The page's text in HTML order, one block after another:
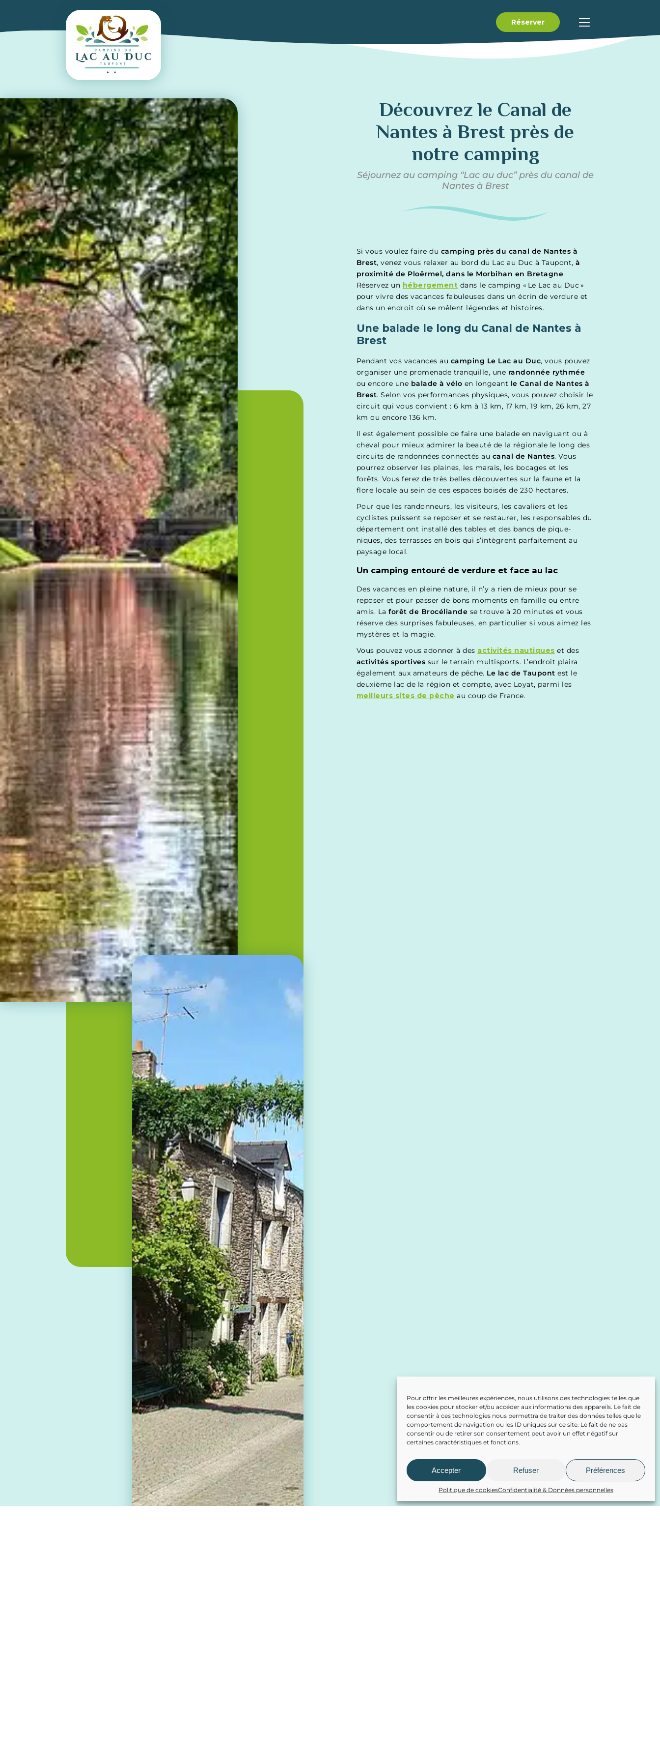
Pour offrir les meilleures expériences, nous utilisons des technologies telles que
les cookies pour stocker et/ou accéder aux informations des appareils. Le fait de
consentir à ces technologies nous permettra de traiter des données telles que le
comportement de navigation ou les ID uniques sur ce site. Le fait de ne pas
consentir ou de retirer son consentement peut avoir un effet négatif sur
certaines caractéristiques et fonctions.
Accepter Refuser Préférences
Politique de cookiesConfidentialité & Données personnelles
Réserver
Découvrez le Canal de
Nantes à Brest près de
notre camping
Séjournez au camping “Lac au duc” près du canal de
Nantes à Brest
Si vous voulez faire du camping près du canal de Nantes à
Brest, venez vous relaxer au bord du Lac au Duc à Taupont,à
proximité de Ploërmel, dans le Morbihan en Bretagne.
Réservez un hébergement dans le camping « Le Lac au Duc »
pour vivre des vacances fabuleuses dans un écrin de verdure et
dans un endroit où se mêlent légendes et histoires.
Une balade le long du Canal de Nantes à
Brest
Pendant vos vacances au camping Le Lac au Duc, vous pouvez
organiser une promenade tranquille, une randonnée rythmée
ou encore une balade à vélo en longeant le Canal de Nantes à
Brest. Selon vos performances physiques, vous pouvez choisir le
circuit qui vous convient : 6 km à 13 km, 17 km, 19 km, 26 km, 27
km ou encore 136 km.
Il est également possible de faire une balade en naviguant ou à
cheval pour mieux admirer la beauté de la régionale le long des
circuits de randonnées connectés au canal de Nantes. Vous
pourrez observer les plaines, les marais, les bocages et les
forêts. Vous ferez de très belles découvertes sur la faune et la
flore locale au sein de ces espaces boisés de 230 hectares.
Pour que les randonneurs, les visiteurs, les cavaliers et les
cyclistes puissent se reposer et se restaurer, les responsables du
département ont installé des tables et des bancs de pique-
niques, des terrasses en bois qui s’intègrent parfaitement au
paysage local.
Un camping entouré de verdure et face au lac
Des vacances en pleine nature, il n’y a rien de mieux pour se
reposer et pour passer de bons moments en famille ou entre
amis. Laforêt de Brocéliande se trouve à 20 minutes et vous
réserve des surprises fabuleuses, en particulier si vous aimez les
mystères et la magie.
Vous pouvez vous adonner à des activités nautiques et des
activités sportives sur le terrain multisports. L’endroit plaira
également aux amateurs de pêche. Le lac de Taupont est le
deuxième lac de la région et compte, avec Loyat, parmi les
meilleurs sites de pêche au coup de France.